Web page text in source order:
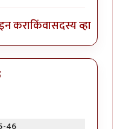
कराकिंवासदस्य व्हा
प्रचेतस